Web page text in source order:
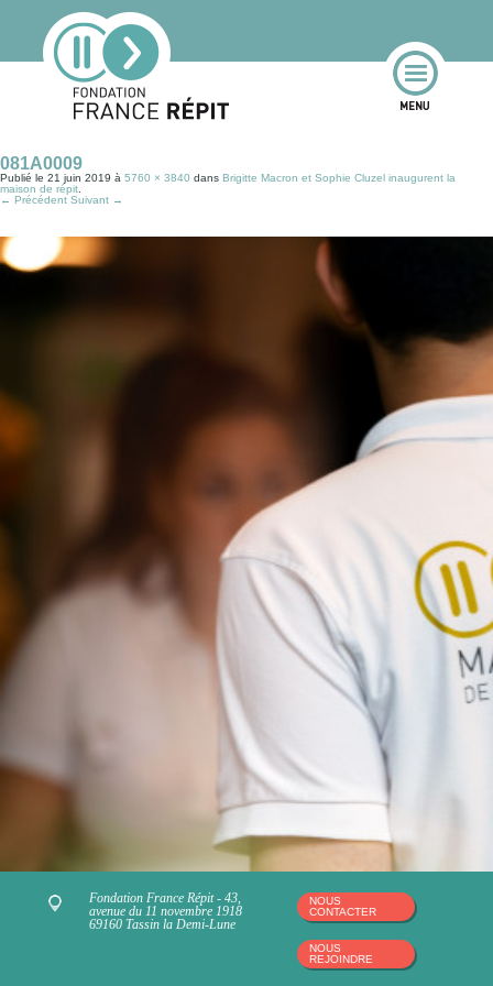
081A0009
Publié le 21 juin 2019 à 5760 × 3840 dans Brigitte Macron et Sophie Cluzel inaugurent la
maison de répit
← Précédent Suivant →
Fondation France Répit - 43,
avenue du 11 novembre 1918
69160 Tassin la Demi-Lune
NOUS
CONTACTER
NOUS
REJOINDRE